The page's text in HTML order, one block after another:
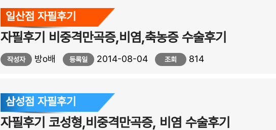
일산점 자필후기
자필후기 비중격만곡증,비염,축농증 수술후기
작성자 방o배 등록일 2014-08-04 조회 814
삼성점 자필후기
자필후기 코성형,비중격만곡증, 비염 수술후기